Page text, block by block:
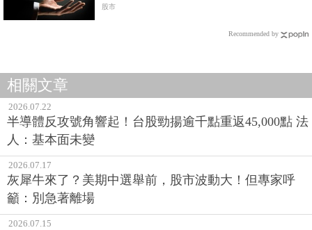
小散戶只有賠錢的命
股市
Recommended by
相關文章
2026.07.22
半導體反攻號角響起！台股勁揚逾千點重返45,000點 法
人：基本面未變
2026.07.17
灰犀牛來了？美期中選舉前，股市波動大！但專家呼
籲：別急著離場
2026.07.15